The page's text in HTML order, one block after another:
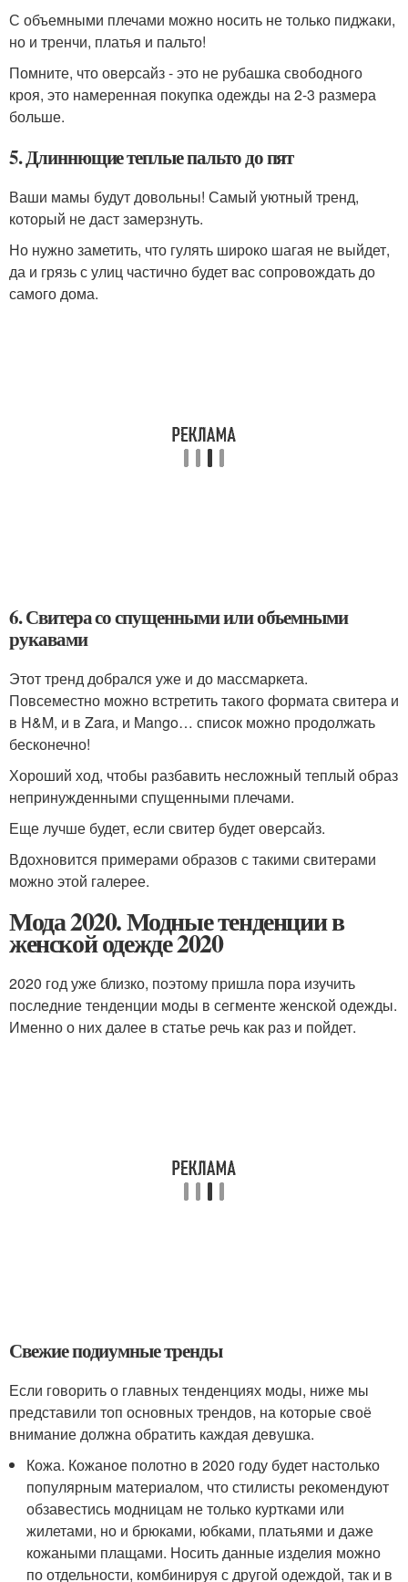
С объемными плечами можно носить не только пиджаки,
но и тренчи, платья и пальто!
Помните, что оверсайз - это не рубашка свободного
кроя, это намеренная покупка одежды на 2-3 размера
больше.
5. Длиннющие теплые пальто до пят
Ваши мамы будут довольны! Самый уютный тренд,
который не даст замерзнуть.
Но нужно заметить, что гулять широко шагая не выйдет,
да и грязь с улиц частично будет вас сопровождать до
самого дома.
6. Свитера со спущенными или объемными
рукавами
Этот тренд добрался уже и до массмаркета.
Повсеместно можно встретить такого формата свитера и
в H&M, и в Zara, и Mango… список можно продолжать
бесконечно!
Хороший ход, чтобы разбавить несложный теплый образ
непринужденными спущенными плечами.
Еще лучше будет, если свитер будет оверсайз.
Вдохновится примерами образов с такими свитерами
можно этой галерее.
Мода 2020. Модные тенденции в
женской одежде 2020
2020 год уже близко, поэтому пришла пора изучить
последние тенденции моды в сегменте женской одежды.
Именно о них далее в статье речь как раз и пойдет.
Свежие подиумные тренды
Если говорить о главных тенденциях моды, ниже мы
представили топ основных трендов, на которые своё
внимание должна обратить каждая девушка.
Кожа. Кожаное полотно в 2020 году будет настолько
популярным материалом, что стилисты рекомендуют
обзавестись модницам не только куртками или
жилетами, но и брюками, юбками, платьями и даже
кожаными плащами. Носить данные изделия можно
по отдельности, комбинируя с другой одеждой, так и в